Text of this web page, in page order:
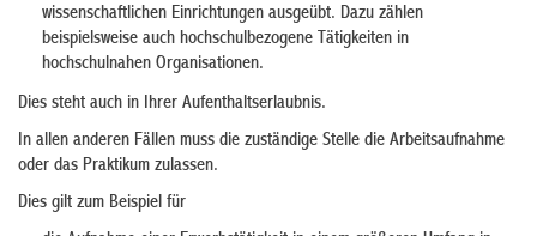
wissenschaftlichen Einrichtungen ausgeübt. Dazu zählen
beispielsweise auch hochschulbezogene Tätigkeiten in
hochschulnahen Organisationen.
Dies steht auch in Ihrer Aufenthaltserlaubnis.
In allen anderen Fällen muss die zuständige Stelle die Arbeitsaufnahme
oder das Praktikum zulassen.
Dies gilt zum Beispiel für